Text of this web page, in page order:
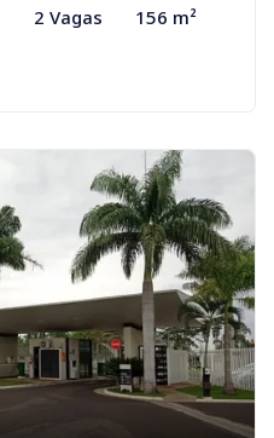
2 Vagas 156 m²